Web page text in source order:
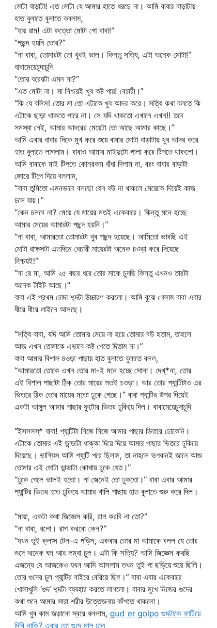
মোটা বাড়াটা! এত মোটা যে আমার হাতে ধরছে না। আমি বাবার বাড়াটায়
হাত বুলাতে বুলাতে বললাম,
“হায় রাম! এটা কত্তো মোটা গো বাবা!”
“পছন্দ হয়নি তোর?”
“না বাবা, তোমারটা তো খুবই ভাল। কিন্তু সত্যি, এটা অনেক মোটা!”
বাবামেয়েচুদাচুদি
“তোর বরেরটা এমন না?”
“এত মোটা না। মা নিশ্চয়ই খুব কষ্ট পায়! বেচারী।”
“কি যে বলিস! তোর মা তো এটাকে খুব আদর করে। সত্যি কথা বলতে কি
এটাকে ছাড়া থাকতে পারে না। সে যদি থাকতো এখানে এখন!! তবে
সমস্যা নেই, আমার আদরের মেয়েটা তো আছে আমার কাছে।”
আমি এবার বাবার দিকে মুখ করে শুয়ে বাবার মোটা বাড়াটায় খুব আদর করে
হাত বুলাতে লাগলাম। বাবাও আমার মাইদুটো পালা করে টিপতে থাকলো।
আমি বাবাকে মাই টিপতে কোনরকম বাঁধা দিলাম না, বরং বাবার বাড়াটা
জোরে টিপে দিয়ে বললাম,
“বাবা তুমিতো এমনভাবে বলছো যেন বউ না থাকলে মেয়েকে দিয়েই কাজ
চলে যায়।”
“কেন চলবে না? মেয়ে যে মায়ের মতই একেবারে। কিন্তু মনে হচ্ছে
আমার মেয়ের আমারটা পছন্দ হয়নি।”
“না বাবা, আমারতো তোমারটা খুব পছন্দ হয়েছে। আমিতো ভাবছি এই
মোটা রাক্ষসটা এতদিনে বেচারী মায়েরটা অনেক চওড়া করে দিয়েছে
নিশ্চয়ই!”
“না রে মা, আমি ২৫ বছর ধরে তোর মাকে চুদছি কিন্তু এখনও তারটা
অনেক টাইট আছে।”
বাবা এই প্রথম চোদা শব্দটা উচ্চারণ করলো। আমি বুঝে গেলাম বাবা এবার
ধীরে ধীরে লাইনে আসছে।
“সত্যি বাবা, যদি আমি তোমার মেয়ে না হয়ে তোমার বউ হতাম, তাহলে
আজ এখন তোমাকে এভাবে কষ্ট পেতে দিতাম না।”
বাবা আমার বিশাল চওড়া পাছায় হাত বুলাতে বুলাতে বলল,
“আমারতো তোকে এখন তোর মা-ই মনে হচ্ছে সোনা। দেখ্*না, তোর
এই বিশাল পাছাটা ঠিক তোর মায়ের মতই চওড়া। আর তোর প্যান্টিটাও এর
ভিতরে ঠিক তোর মায়ের মতো ঢুকে গেছে।” বাবা প্যান্টির উপর দিয়েই
একটা আঙ্গুল আমার পাছার ফুটোর ভিতর ঢুকিয়ে দিল। বাবামেয়েচুদাচুদি
“ইসসসস্* বাবা! প্যান্টিটা নিজে নিজে আমার পাছার ভিতরে ঢোকেনি।
এটাকে তোমার এই ডান্ডাটা ধাক্কা দিয়ে দিয়ে আমার পাছার ভিতরে ঢুকিয়ে
দিয়েছে। ভাগ্যিস আমি প্যান্টি পরে ছিলাম, তা নাহলে ভগবানই জানে আজ
তোমার এই মোটা ডান্ডাটা কোথায় ঢুকে যেত।”
“ঢুকে গেলে ভালই হতো। না জেনেই তো ঢুকতো।” বাবা এবার আমার
প্যান্টির ভিতর হাত ঢুকিয়ে আমার খালি পাছায় হাত বুলাতে শুরু করে দিল।
“মায়া, একটা কথা জিজ্ঞেস করি, রাগ করবি না তো?”
“না বাবা, বলো। রাগ করবো কেন?”
“যখন তুই ক্লাস টেন-এ পড়িস, একবার তোর মা আমাকে বলল যে তোর
গুদে অনেক ঘন আর লম্বা চুল। এটা কি সত্যি? আমি জিজ্ঞেস করছি
এজন্যে যে আজকেও যখন আমি আসলাম তখন তুই পা ছড়িয়ে শুয়ে ছিলি।
তোর গুদের চুল প্যান্টির বাইরে বেরিয়ে ছিল।” বাবা এবার একেবারে
খোলাখুলি ‘গুদ’ শব্দটা ব্যবহার করতে লাগলো। বাবার মুখে নিজের গুদের
কথা শুনে আমার সারা শরীর উত্তেজনায় কাঁপতে থাকলো।
আমি খুব কাম জড়ানো স্বরে বললাম, gud er golpo গুদটাকে ফাটিয়ে
দিবি নাকি? এবার তো গুদে মাল ঢাল